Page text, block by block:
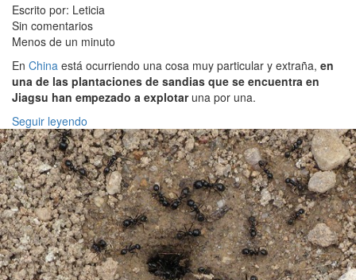
Escrito por: Leticia
Sin comentarios
Menos de un minuto
En China está ocurriendo una cosa muy particular y extraña, en
una de las plantaciones de sandias que se encuentra en
Jiagsu han empezado a explotaruna por una.
Seguir leyendo